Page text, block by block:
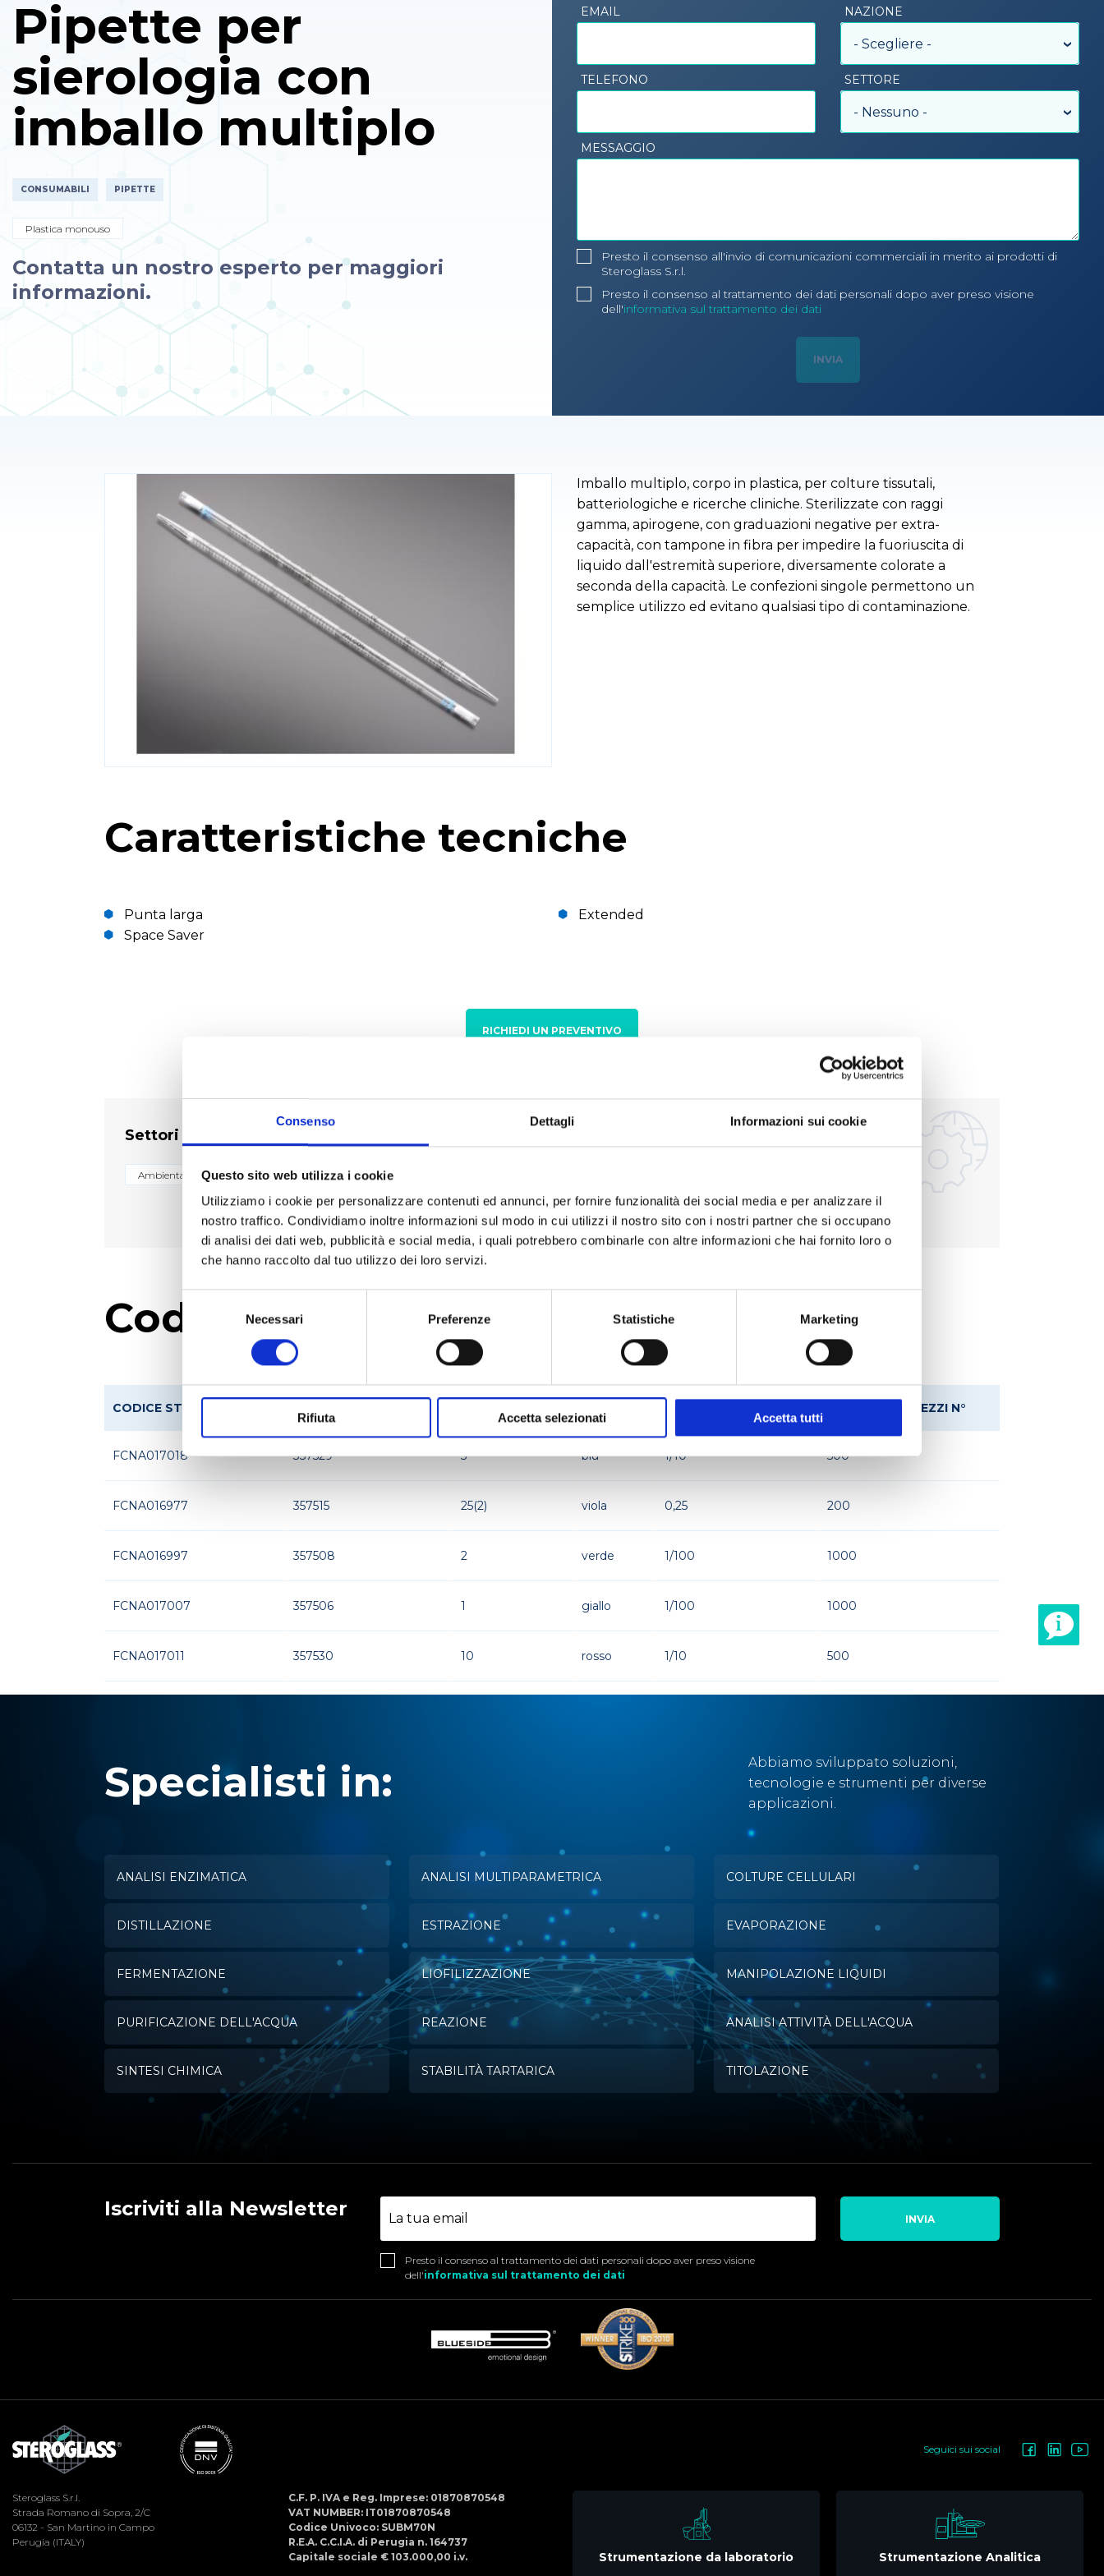
Consenso Dettagli Informazioni sui cookie
Questo sito web utilizza i cookie
Utilizziamo i cookie per personalizzare contenuti ed annunci, per fornire funzionalità dei social media e per analizzare il
nostro traffico. Condividiamo inoltre informazioni sul modo in cui utilizzi il nostro sito con i nostri partner che si occupano
di analisi dei dati web, pubblicità e social media, i quali potrebbero combinarle con altre informazioni che hai fornito loro o
che hanno raccolto dal tuo utilizzo dei loro servizi.
Necessari Preferenze Statistiche Marketing
Rifiuta Accetta selezionati Accetta tutti
Pipette per
sierologia con
imballo multiplo
CONSUMABILI PIPETTE
Plastica monouso
Contatta un nostro esperto per maggiori
informazioni.
EMAIL NAZIONE
- Scegliere -
TELEFONO SETTORE
- Nessuno -
MESSAGGIO
Presto il consenso all'invio di comunicazioni commerciali in merito ai prodotti di
Steroglass S.r.l.
Presto il consenso al trattamento dei dati personali dopo aver preso visione
dell'informativa sul trattamento dei dati
Imballo multiplo, corpo in plastica, per colture tissutali,
batteriologiche e ricerche cliniche. Sterilizzate con raggi
gamma, apirogene, con graduazioni negative per extra-
capacità, con tampone in fibra per impedire la fuoriuscita di
liquido dall'estremità superiore, diversamente colorate a
seconda della capacità. Le confezioni singole permettono un
semplice utilizzo ed evitano qualsiasi tipo di contaminazione.
Caratteristiche tecniche
Punta larga
Space Saver
Extended
RICHIEDI UN PREVENTIVO
Settori
Ambientale Biologico e diagnostico Farmaceutico
Colture cellulari Manipolazione liquidi
Codici prodotto
CODICE STEROGLASS CONFEZIONE PEZZI N°
FCNA017018 357529 5 blu 1/10 500
FCNA016977 357515 25(2) viola 0,25 200
FCNA016997 357508 2 verde 1/100 1000
FCNA017007 357506 1 giallo 1/100 1000
FCNA017011 357530 10 rosso 1/10 500
Specialisti in:
Abbiamo sviluppato soluzioni,
tecnologie e strumenti per diverse
applicazioni.
ANALISI ENZIMATICA ANALISI MULTIPARAMETRICA COLTURE CELLULARI
DISTILLAZIONE ESTRAZIONE EVAPORAZIONE
FERMENTAZIONE LIOFILIZZAZIONE MANIPOLAZIONE LIQUIDI
PURIFICAZIONE DELL'ACQUA REAZIONE ANALISI ATTIVITÀ DELL'ACQUA
SINTESI CHIMICA STABILITÀ TARTARICA TITOLAZIONE
Iscriviti alla Newsletter
Presto il consenso al trattamento dei dati personali dopo aver preso visione
dell'informativa sul trattamento dei dati
INVIA
Menu
Seguici sui social
Steroglass S.r.l.
Strada Romano di Sopra, 2/C
06132 - San Martino in Campo
Perugia (ITALY)
C.F. P. IVA e Reg. Imprese: 01870870548
VAT NUMBER: IT01870870548
Codice Univoco: SUBM70N
R.E.A. C.C.I.A. di Perugia n. 164737
Capitale sociale € 103.000,00 i.v.
Strumentazione da laboratorio Strumentazione Analitica